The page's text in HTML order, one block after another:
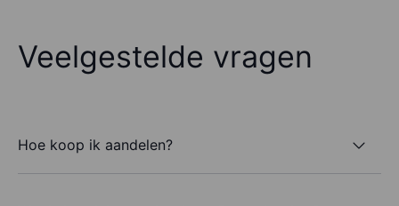
Veelgestelde vragen
Hoe koop ik aandelen?